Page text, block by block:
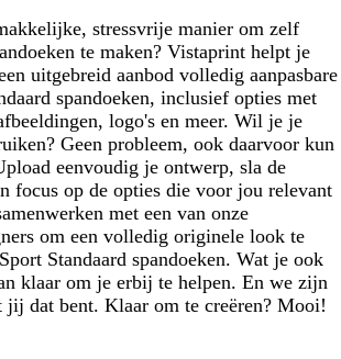
stressvrije manier om zelf
te maken? Vistaprint helpt je
uitgebreid aanbod volledig aanpasbare
spandoeken, inclusief opties met
logo's en meer. Wil je je
Geen probleem, ook daarvoor kun
eenvoudig je ontwerp, sla de
focus op de opties die voor jou relevant
met een van onze
om een volledig originele look te
Standaard spandoeken. Wat je ook
klaar om je erbij te helpen. En we zijn
jij dat bent. Klaar om te creëren? Mooi!